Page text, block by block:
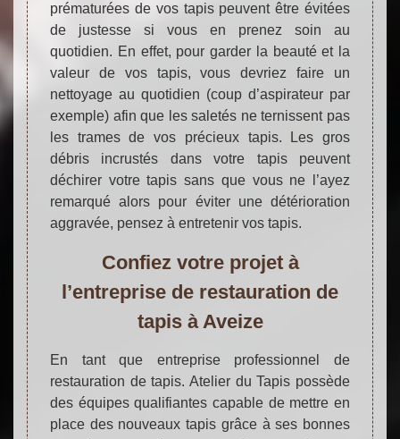
prématurées de vos tapis peuvent être évitées
de justesse si vous en prenez soin au
quotidien. En effet, pour garder la beauté et la
valeur de vos tapis, vous devriez faire un
nettoyage au quotidien (coup d’aspirateur par
exemple) afin que les saletés ne ternissent pas
les trames de vos précieux tapis. Les gros
débris incrustés dans votre tapis peuvent
déchirer votre tapis sans que vous ne l’ayez
remarqué alors pour éviter une détérioration
aggravée, pensez à entretenir vos tapis.
Confiez votre projet à
l’entreprise de restauration de
tapis à Aveize
En tant que entreprise professionnel de
restauration de tapis. Atelier du Tapis possède
des équipes qualifiantes capable de mettre en
place des nouveaux tapis grâce à ses bonnes